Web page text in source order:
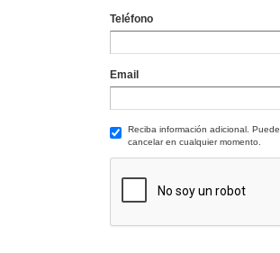
Teléfono
Email
Reciba información adicional. Puede
cancelar en cualquier momento.